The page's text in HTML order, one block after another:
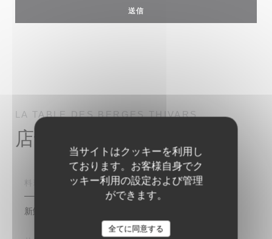
当サイトはクッキーを利用し
ております。お客様自身でク
ッキー利用の設定および管理
ができます。
全てに同意する
LA TABLE DES BERGESTHIVARS
店舗情報
新鮮な製品, ビストロノミーク
La table des berges